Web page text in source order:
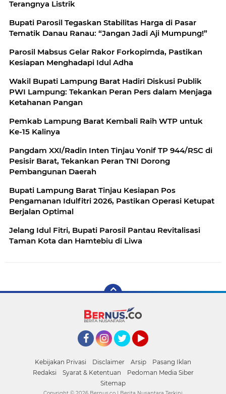
Terangnya Listrik
Bupati Parosil Tegaskan Stabilitas Harga di Pasar
Tematik Danau Ranau: “Jangan Jadi Aji Mumpung!”
Parosil Mabsus Gelar Rakor Forkopimda, Pastikan
Kesiapan Menghadapi Idul Adha
Wakil Bupati Lampung Barat Hadiri Diskusi Publik
PWI Lampung: Tekankan Peran Pers dalam Menjaga
Ketahanan Pangan
Pemkab Lampung Barat Kembali Raih WTP untuk
Ke-15 Kalinya
Pangdam XXI/Radin Inten Tinjau Yonif TP 944/RSC di
Pesisir Barat, Tekankan Peran TNI Dorong
Pembangunan Daerah
Bupati Lampung Barat Tinjau Kesiapan Pos
Pengamanan Idulfitri 2026, Pastikan Operasi Ketupat
Berjalan Optimal
Jelang Idul Fitri, Bupati Parosil Pantau Revitalisasi
Taman Kota dan Hamtebiu di Liwa
Kebijakan Privasi Disclaimer Arsip
Pasang Iklan
Redaksi
Syarat & Ketentuan
Pedoman Media Siber
Sitemap